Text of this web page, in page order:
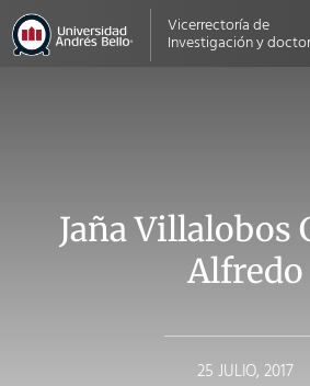
Vicerrectoría de
Investigación y
Jaña Villalobos
Alfredo
25 JULIO, 2017